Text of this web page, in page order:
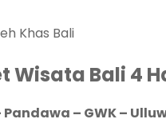
Khas Bali
Wisata Bali 4
Pandawa – GWK –